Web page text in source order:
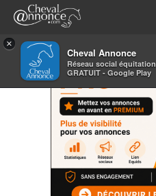
×
Cheval Annonce
Réseau social équitation
GRATUIT - Google Play